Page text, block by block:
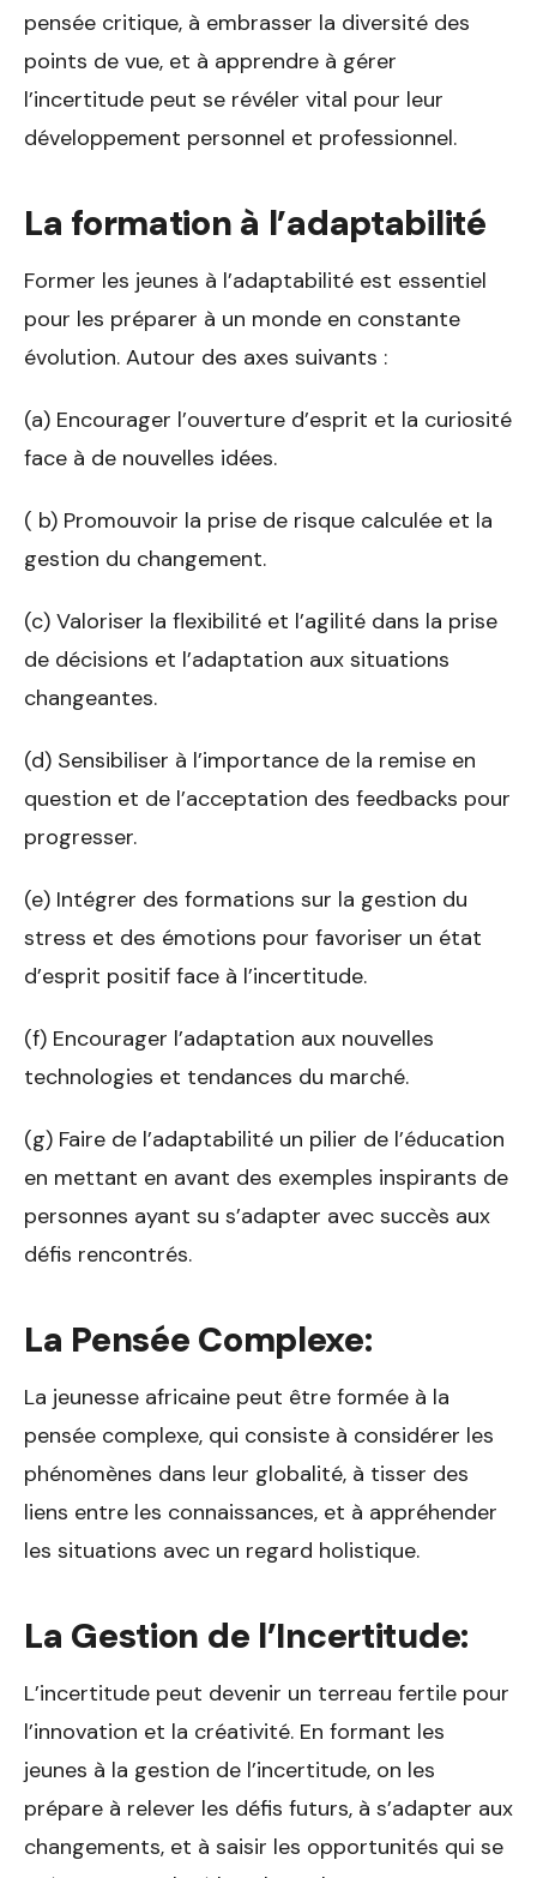
pensée critique, à embrasser la diversité des
points de vue, et à apprendre à gérer
l’incertitude peut se révéler vital pour leur
développement personnel et professionnel.
La formation à l’adaptabilité
Former les jeunes à l’adaptabilité est essentiel
pour les préparer à un monde en constante
évolution. Autour des axes suivants :
(a) Encourager l’ouverture d’esprit et la curiosité
face à de nouvelles idées.
( b) Promouvoir la prise de risque calculée et la
gestion du changement.
(c) Valoriser la flexibilité et l’agilité dans la prise
de décisions et l’adaptation aux situations
changeantes.
(d) Sensibiliser à l’importance de la remise en
question et de l’acceptation des feedbacks pour
progresser.
(e) Intégrer des formations sur la gestion du
stress et des émotions pour favoriser un état
d’esprit positif face à l’incertitude.
(f) Encourager l’adaptation aux nouvelles
technologies et tendances du marché.
(g) Faire de l’adaptabilité un pilier de l’éducation
en mettant en avant des exemples inspirants de
personnes ayant su s’adapter avec succès aux
défis rencontrés.
La Pensée Complexe:
La jeunesse africaine peut être formée à la
pensée complexe, qui consiste à considérer les
phénomènes dans leur globalité, à tisser des
liens entre les connaissances, et à appréhender
les situations avec un regard holistique.
La Gestion de l’Incertitude:
L’incertitude peut devenir un terreau fertile pour
l’innovation et la créativité. En formant les
jeunes à la gestion de l’incertitude, on les
prépare à relever les défis futurs, à s’adapter aux
changements, et à saisir les opportunités qui se